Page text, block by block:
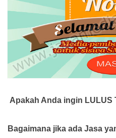
Apakah Anda ingin LULUS
Bagaimana jika ada Jasa